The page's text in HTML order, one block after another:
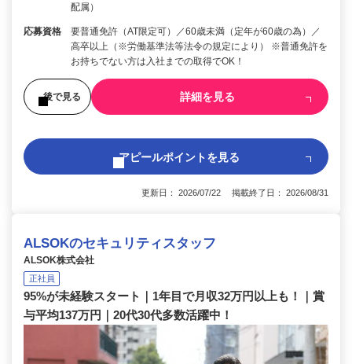
配属）
応募資格
要普通免許（AT限定可）／60歳未満（定年が60歳の為）／
高卒以上（※労働基準法等法令の規定により） ※普通免許を
お持ちでない方は入社までの取得でOK！
後で見る 詳細を見る
アピールポイントを見る
更新日： 2026/07/22 掲載終了日： 2026/08/31
ALSOKのセキュリティスタッフ
ALSOK株式会社
正社員
95%が未経験スタート｜1年目で月収32万円以上も！｜賞
与平均137万円｜20代30代多数活躍中！